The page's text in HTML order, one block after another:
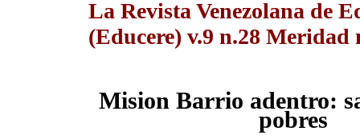
La Revista Venezolana de
(Educere) v.9 n.28 Meridad
Mision Barrio adentro:
pobres